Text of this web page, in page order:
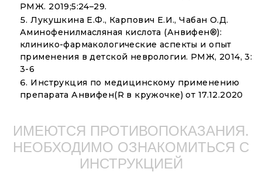
РМЖ. 2019;5:24–29.
Лукушкина Е.Ф., Карпович Е.И., Чабан О.Д.
Аминофенилмасляная кислота (Анвифен®):
клинико-фармакологические аспекты и опыт
применения в детской неврологии. РМЖ, 2014, 3:
3-6
Инструкция по медицинскому применению
препарата Анвифен(R в кружочке) от 17.12.2020
ИМЕЮТСЯ ПРОТИВОПОКАЗАНИЯ.
НЕОБХОДИМО ОЗНАКОМИТЬСЯ С
ИНСТРУКЦИЕЙ